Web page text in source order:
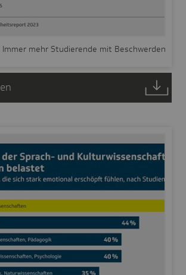
Immer mehr Studierende mit Beschwerden